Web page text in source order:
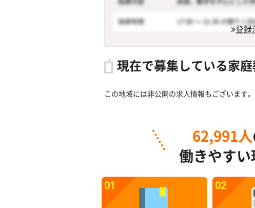
登録
現在で募集している家
この地域には非公開の求人情報もございます
62,991人
働きやすい
01 02